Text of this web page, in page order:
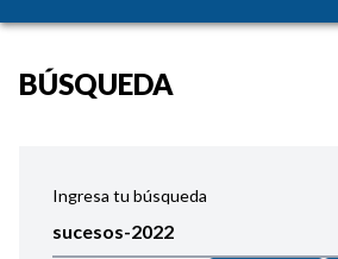
BÚSQUEDA
Ingresa tu búsqueda